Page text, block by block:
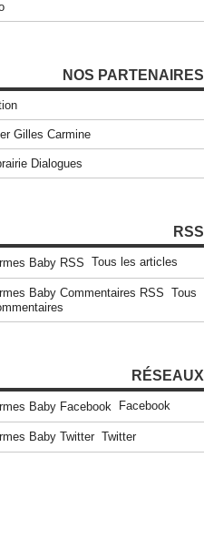
NOS PARTENAIRES
Gilles Carmine
Dialogues
RSS
Tous les articles
Tous
RÉSEAUX
Facebook
Twitter